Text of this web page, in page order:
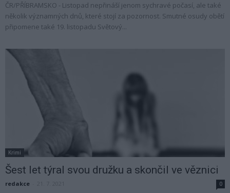
ČR/PŘÍBRAMSKO - Listopad nepřináší jenom sychravé počasí, ale také
několik významných dnů, které stojí za pozornost. Smutné osudy obětí
připomene také 19. listopadu Světový...
Krimi
Šest let týral svou družku a skončil ve věznici
redakce 0